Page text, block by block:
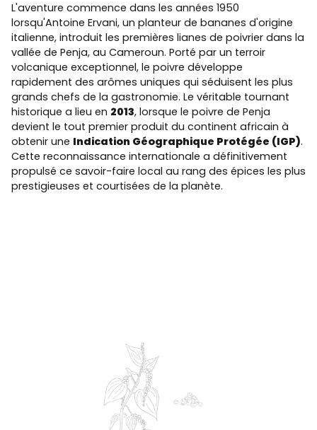
L'aventure commence dans les années 1950
lorsqu'Antoine Ervani, un planteur de bananes d'origine
italienne, introduit les premières lianes de poivrier dans la
vallée de Penja, au Cameroun. Porté par un terroir
volcanique exceptionnel, le poivre développe
rapidement des arômes uniques qui séduisent les plus
grands chefs de la gastronomie. Le véritable tournant
historique a lieu en 2013, lorsque le poivre de Penja
devient le tout premier produit du continent africain à
obtenir une Indication Géographique Protégée (IGP).
Cette reconnaissance internationale a définitivement
propulsé ce savoir-faire local au rang des épices les plus
prestigieuses et courtisées de la planète.